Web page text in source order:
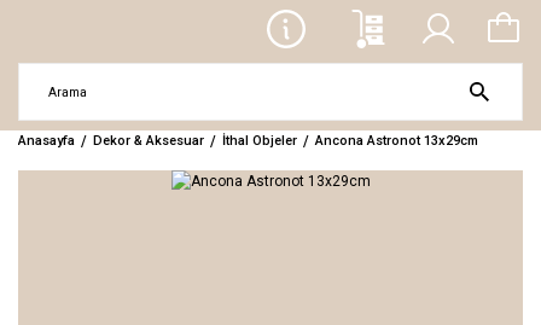
Anasayfa Dekor & Aksesuar İthal Objeler Ancona Astronot 13x29cm